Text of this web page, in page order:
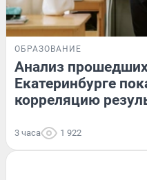
ОБРАЗОВАНИЕ
Анализ
Екатеринбурге
корреляцию
3 часа 1 922